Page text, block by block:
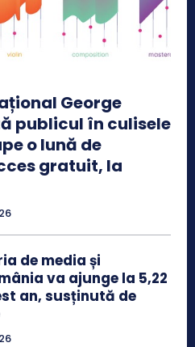
George
publicul în culisele
o lună de
gratuit, la
de media și
va ajunge la 5,22
an, susținută de